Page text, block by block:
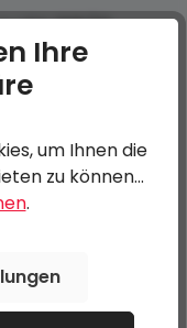
LPA 205/13
0 von 5 Sternen
Ihre
um Ihnen die
zu können...
.